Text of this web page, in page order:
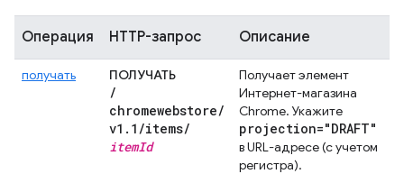
Операция HTTP-запрос Описание
получать ПОЛУЧАТЬ
/
chromewebstore/
v1 . 1 /items/
itemId
Получает элемент
Интернет-магазина
Chrome. Укажите
projection="DRAFT"
в URL-адресе (с учетом
регистра).